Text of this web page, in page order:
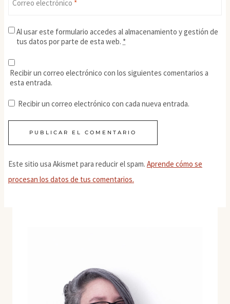
Correo electrónico *
Al usar este formulario accedes al almacenamiento y gestión de
tus datos por parte de esta web. *
Recibir un correo electrónico con los siguientes comentarios a
esta entrada.
Recibir un correo electrónico con cada nueva entrada.
Este sitio usa Akismet para reducir el spam. Aprende cómo se
procesan los datos de tus comentarios.